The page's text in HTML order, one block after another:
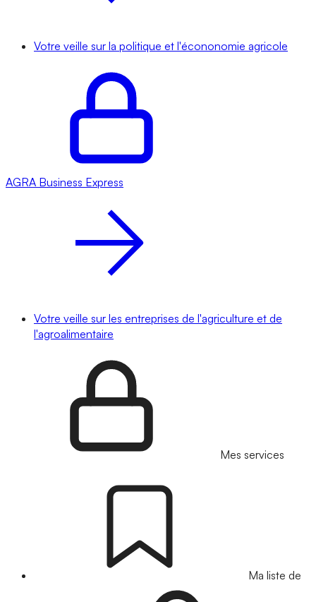
Votre veille sur la politique et l'écononomie agricole
AGRA Business Express
Votre veille sur les entreprises de l'agriculture et de
l'agroalimentaire
Mes services
Ma liste de